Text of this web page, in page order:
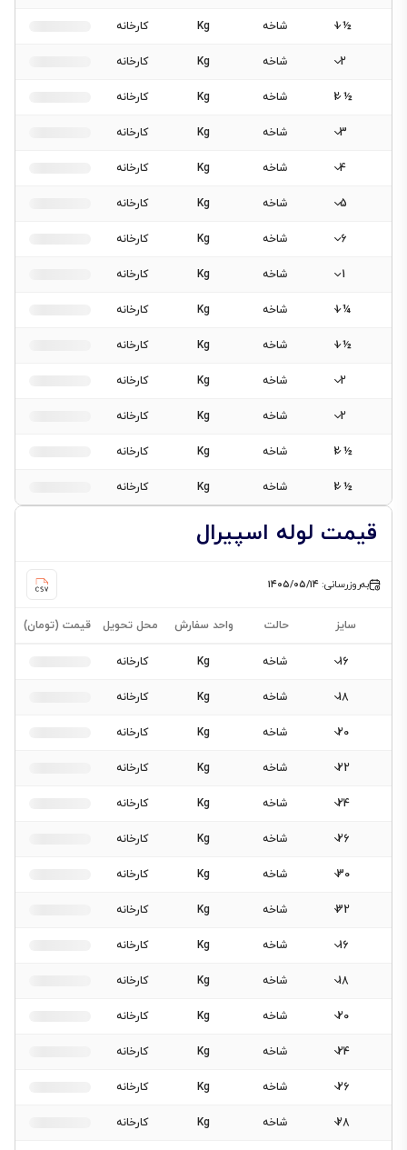
½ 1 شاخه Kg کارخانه
2 شاخه Kg کارخانه
½ 2 شاخه Kg کارخانه
3 شاخه Kg کارخانه
4 شاخه Kg کارخانه
5 شاخه Kg کارخانه
6 شاخه Kg کارخانه
1 شاخه Kg کارخانه
¼ 1 شاخه Kg کارخانه
½ 1 شاخه Kg کارخانه
2 شاخه Kg کارخانه
2 شاخه Kg کارخانه
½ 2 شاخه Kg کارخانه
½ 2 شاخه Kg کارخانه
قیمت لوله اسپیرال
به‌روزرسانی:۱۴۰۵/۰۵/۱۴
سایز حالت واحد سفارش محل تحویل قیمت (تومان)
16 شاخه Kg کارخانه
18 شاخه Kg کارخانه
20 شاخه Kg کارخانه
22 شاخه Kg کارخانه
24 شاخه Kg کارخانه
26 شاخه Kg کارخانه
30 شاخه Kg کارخانه
32 شاخه Kg کارخانه
16 شاخه Kg کارخانه
18 شاخه Kg کارخانه
20 شاخه Kg کارخانه
24 شاخه Kg کارخانه
26 شاخه Kg کارخانه
28 شاخه Kg کارخانه